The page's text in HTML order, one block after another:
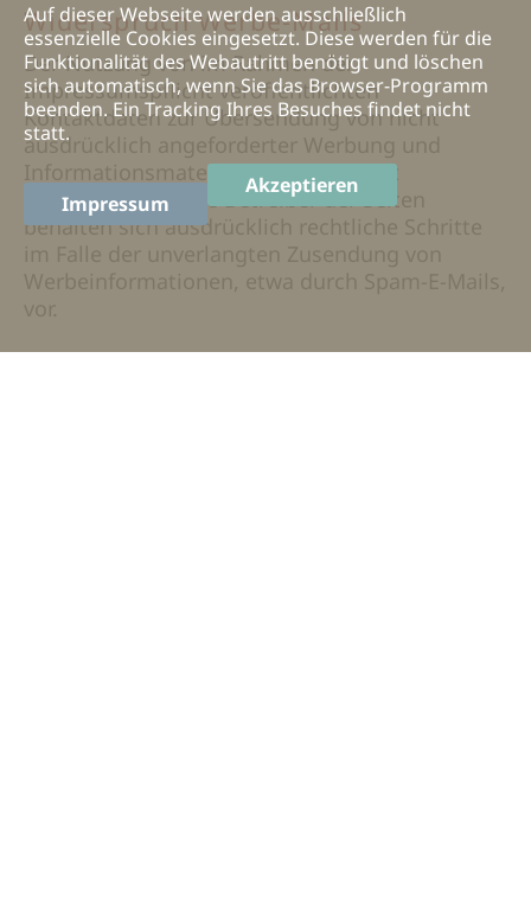
Widerspruch Werbe-Mails
Der Nutzung von im Rahmen der
Impressumspflicht veröffentlichten
Kontaktdaten zur Übersendung von nicht
ausdrücklich angeforderter Werbung und
Informationsmaterialien wird hiermit
widersprochen. Die Betreiber der Seiten
behalten sich ausdrücklich rechtliche Schritte
im Falle der unverlangten Zusendung von
Werbeinformationen, etwa durch Spam-E-Mails,
vor.
Auf dieser Webseite werden ausschließlich
essenzielle Cookies eingesetzt. Diese werden für die
Funktionalität des Webautritt benötigt und löschen
sich automatisch, wenn Sie das Browser-Programm
beenden. Ein Tracking Ihres Besuches findet nicht
statt.
Akzeptieren
Impressum